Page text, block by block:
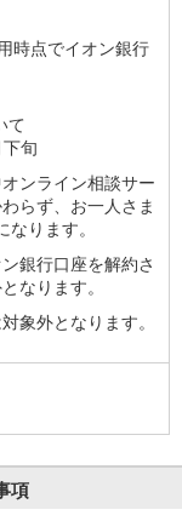
時点でイオン銀行
て
旬
ンライン相談サー
らず、お一人さま
ります。
銀行口座を解約さ
なります。
象外となります。
項